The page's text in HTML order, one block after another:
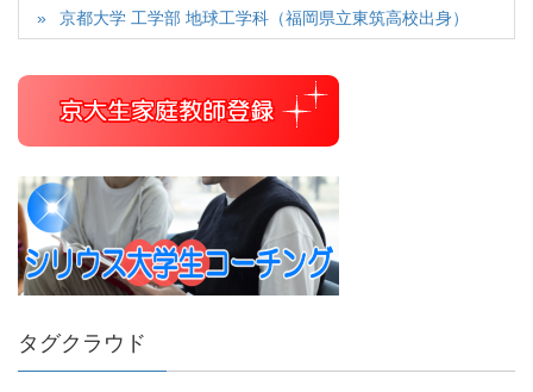
京都大学 工学部 地球工学科（福岡県立東筑高校出身）
タグクラウド